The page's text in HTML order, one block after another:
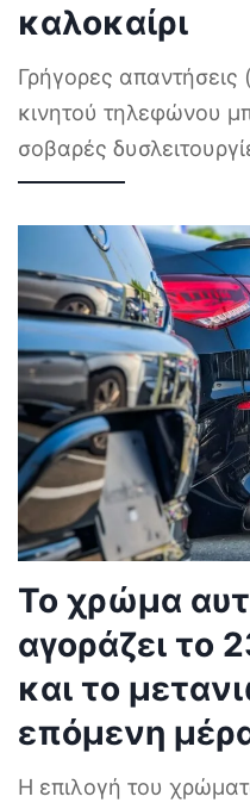
καλοκαίρι
Γρήγορες
κινητού τηλεφώνου
σοβαρές
Το χρώμα
αγοράζει το
και το
επόμενη
Η επιλογή του